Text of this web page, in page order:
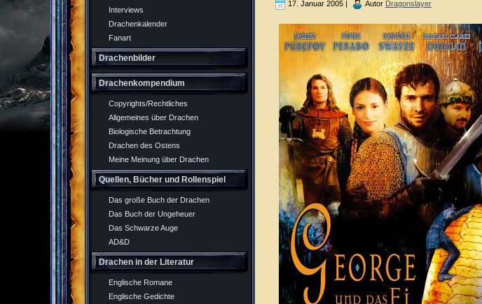
Interviews
Drachenkalender
Fanart
Drachenbilder
Drachenkompendium
Copyrights/Rechtliches
Allgemeines über Drachen
Biologische Betrachtung
Drachen des Ostens
Meine Meinung über Drachen
Quellen, Bücher und Rollenspiel
Das große Buch der Drachen
Das Buch der Ungeheuer
Das Schwarze Auge
AD&D
Drachen in der Literatur
Englische Romane
Englische Gedichte
17. Januar 2005 | Autor Dragonslayer